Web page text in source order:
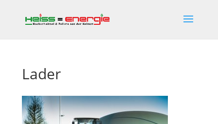
Lader